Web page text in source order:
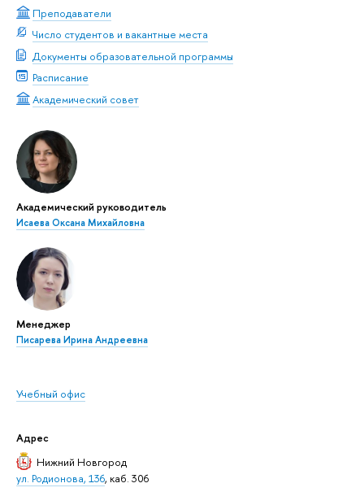
Преподаватели
Число студентов и вакантные места
Документы образовательной программы
Расписание
Академический совет
Академический руководитель
Исаева Оксана Михайловна
Менеджер
Писарева Ирина Андреевна
Учебный офис
Адрес
Нижний Новгород
ул. Родионова, 136, каб. 306